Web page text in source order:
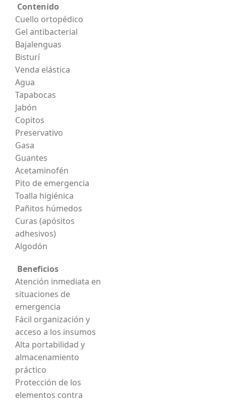
Contenido
Cuello ortopédico
Gel antibacterial
Bajalenguas
Bisturí
Venda elástica
Agua
Tapabocas
Jabón
Copitos
Preservativo
Gasa
Guantes
Acetaminofén
Pito de emergencia
Toalla higiénica
Pañitos húmedos
Curas (apósitos
adhesivos)
Algodón
Beneficios
Atención inmediata en
situaciones de
emergencia
Fácil organización y
acceso a los insumos
Alta portabilidad y
almacenamiento
práctico
Protección de los
elementos contra